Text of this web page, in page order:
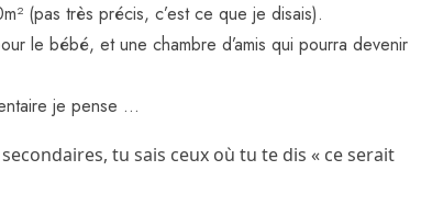
(pas très précis, c’est ce que je disais).
le bébé, et une chambre d’amis qui pourra devenir
je pense …
tu sais ceux où tu te dis « ce serait